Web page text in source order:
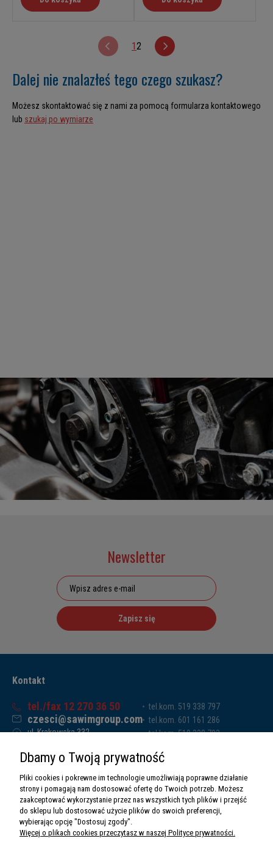
1 2
Dalej nie znalazłeś tego czego szukasz?
Możesz skontaktować się z nami za pomocą formularza kontaktowego
lub szukaj po wymiarze
Newsletter
Zapisz się
Kontakt
tel./fax 12 270 36 50
czesci@sawimgroup.com
ul. Krakowska 332,
Sawim Group Mariusz Zdyb sp. k.
NIP: 5130284470
REGON: 5246591010
tel.kom. 519 338 797
tel.kom. 601 161 286
tel.kom. 519 338 793
O nas
Dbamy o Twoją prywatność
Pliki cookies i pokrewne im technologie umożliwiają poprawne działanie
strony i pomagają nam dostosować ofertę do Twoich potrzeb. Możesz
zaakceptować wykorzystanie przez nas wszystkich tych plików i przejść
do sklepu lub dostosować użycie plików do swoich preferencji,
wybierając opcję "Dostosuj zgody".
Więcej o plikach cookies przeczytasz w naszej Polityce prywatności.